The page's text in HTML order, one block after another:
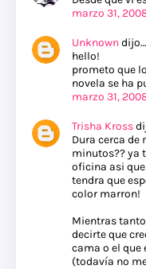
marzo 31,
Unknowndijo…
hello!
prometo que
novela se ha
marzo 31,
Trisha Kross
Dura cerca de
minutos?? ya
oficina asi
tendra que
color marron!
Mientras
decirte que
cama o el que
(todavía no